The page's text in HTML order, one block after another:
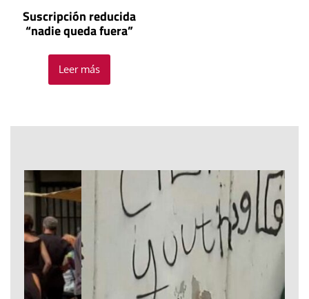
Suscripción reducida
“nadie queda fuera”
Leer más